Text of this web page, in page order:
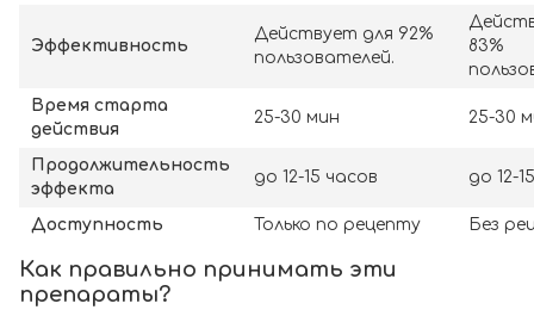
Эффективность
Действует для 92%
пользователей.
83%
Время старта
действия
25-30 мин 25-30
Продолжительность
эффекта
до 12-15 часов до 12-
Доступность Только по рецепту Без
Как правильно принимать эти
препараты?